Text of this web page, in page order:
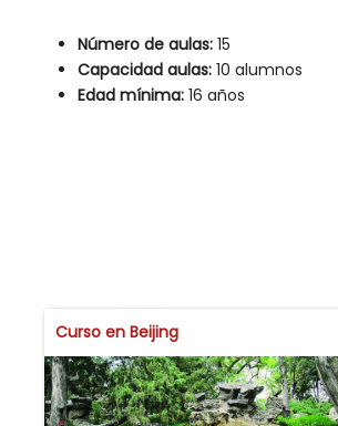
Número de aulas: 15
Capacidad aulas: 10 alumnos
Edad mínima: 16 años
Curso en Beijing